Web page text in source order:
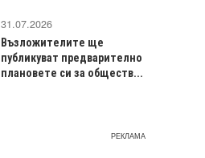
31.07.2026
Възложителите ще
публикуват предварително
плановете си за обществ...
РЕКЛАМА